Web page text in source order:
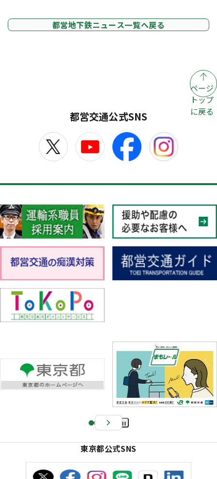
都営地下鉄ニュース一覧へ戻る
ページ
トップ
に戻る
都営交通公式SNS
Pa
e
東京都公式SNS